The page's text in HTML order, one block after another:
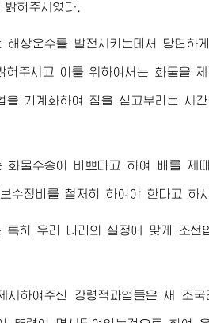
혀주시였다.
해상운수를 발전시키는데서 당면
혀주시고 이를 위하여서는 화물을
을 기계화하여 짐을 싣고부리는 시
화물수송이 바쁘다고 하여 배를 제
수정비를 철저히 하여야 한다고 하
특히 우리 나라의 실정에 맞게 조선
시하여주신 강령적과업들은 새 조